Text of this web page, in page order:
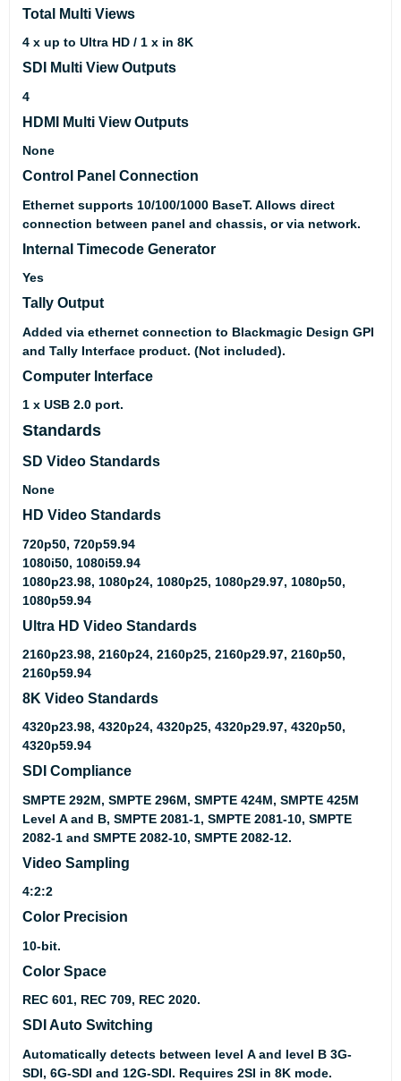
Total Multi Views
4 x up to Ultra HD / 1 x in 8K
SDI Multi View Outputs
4
HDMI Multi View Outputs
None
Control Panel Connection
Ethernet supports 10/100/1000 BaseT. Allows direct
connection between panel and chassis, or via network.
Internal Timecode Generator
Yes
Tally Output
Added via ethernet connection to Blackmagic Design GPI
and Tally Interface product. (Not included).
Computer Interface
1 x USB 2.0 port.
Standards
SD Video Standards
None
HD Video Standards
720p50, 720p59.94
1080i50, 1080i59.94
1080p23.98, 1080p24, 1080p25, 1080p29.97, 1080p50,
1080p59.94
Ultra HD Video Standards
2160p23.98, 2160p24, 2160p25, 2160p29.97, 2160p50,
2160p59.94
8K Video Standards
4320p23.98, 4320p24, 4320p25, 4320p29.97, 4320p50,
4320p59.94
SDI Compliance
SMPTE 292M, SMPTE 296M, SMPTE 424M, SMPTE 425M
Level A and B, SMPTE 2081-1, SMPTE 2081-10, SMPTE
2082-1 and SMPTE 2082-10, SMPTE 2082-12.
Video Sampling
4:2:2
Color Precision
10-bit.
Color Space
REC 601, REC 709, REC 2020.
SDI Auto Switching
Automatically detects between level A and level B 3G-
SDI, 6G-SDI and 12G-SDI. Requires 2SI in 8K mode.